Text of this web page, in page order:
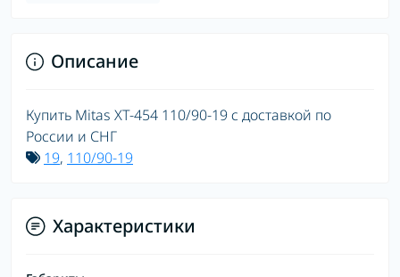
Описание
Купить Mitas XT-454 110/90-19 с доставкой по
России и СНГ
19, 110/90-19
Характеристики